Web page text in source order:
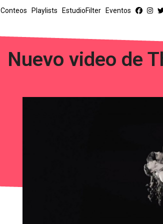
Conteos Playlists EstudioFilter Eventos
Nuevo video de